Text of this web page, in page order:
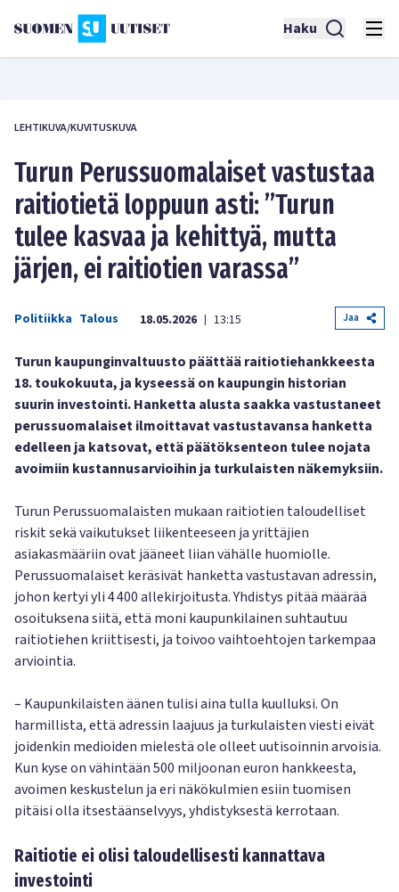
Haku
LEHTIKUVA/KUVITUSKUVA
Turun Perussuomalaiset vastustaa
raitiotietä loppuun asti: ”Turun
tulee kasvaa ja kehittyä, mutta
järjen, ei raitiotien varassa”
Politiikka Talous 18.05.2026 | 13:15 Jaa
Turun kaupunginvaltuusto päättää raitiotiehankkeesta
18. toukokuuta, ja kyseessä on kaupungin historian
suurin investointi. Hanketta alusta saakka vastustaneet
perussuomalaiset ilmoittavat vastustavansa hanketta
edelleen ja katsovat, että päätöksenteon tulee nojata
avoimiin kustannusarvioihin ja turkulaisten näkemyksiin.
Turun Perussuomalaisten mukaan raitiotien taloudelliset
riskit sekä vaikutukset liikenteeseen ja yrittäjien
asiakasmääriin ovat jääneet liian vähälle huomiolle.
Perussuomalaiset keräsivät hanketta vastustavan adressin,
johon kertyi yli 4 400 allekirjoitusta. Yhdistys pitää määrää
osoituksena siitä, että moni kaupunkilainen suhtautuu
raitiotiehen kriittisesti, ja toivoo vaihtoehtojen tarkempaa
arviointia.
– Kaupunkilaisten äänen tulisi aina tulla kuulluksi. On
harmillista, että adressin laajuus ja turkulaisten viesti eivät
joidenkin medioiden mielestä ole olleet uutisoinnin arvoisia.
Kun kyse on vähintään 500 miljoonan euron hankkeesta,
avoimen keskustelun ja eri näkökulmien esiin tuomisen
pitäisi olla itsestäänselvyys, yhdistyksestä kerrotaan.
Raitiotie ei olisi taloudellisesti kannattava
investointi